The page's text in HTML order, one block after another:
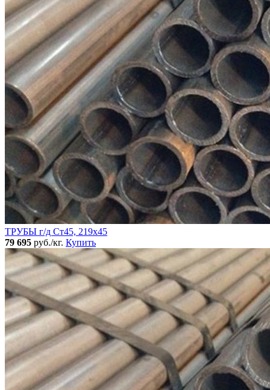
ТРУБЫ г/д Ст45, 219х45
79 695 руб./кг. Купить